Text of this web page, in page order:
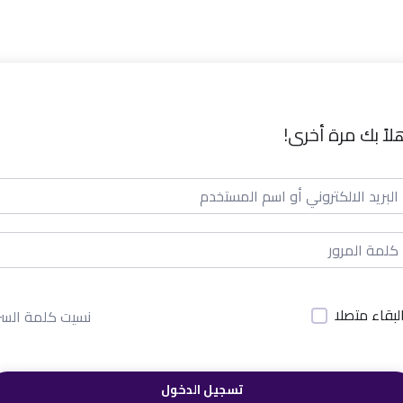
بك مرة أخرى!
متصلا نسيت كلمة
تسجيل الدخول